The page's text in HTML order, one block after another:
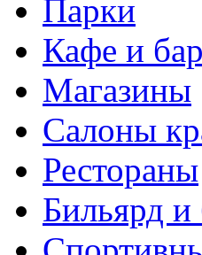
Парки
Кафе и
Магазины
Салоны
Рестораны
Бильярд и